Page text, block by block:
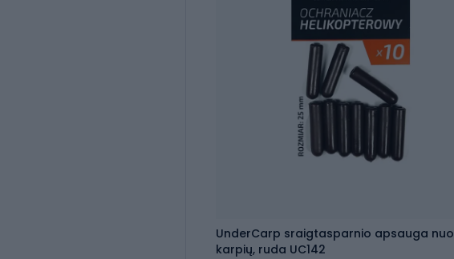
UnderCarp sraigtasparnio apsauga nuo
karpių, ruda UC142